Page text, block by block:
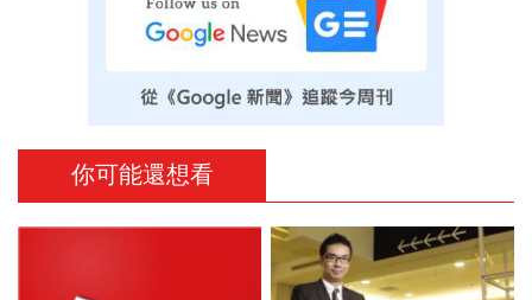
你可能還想看